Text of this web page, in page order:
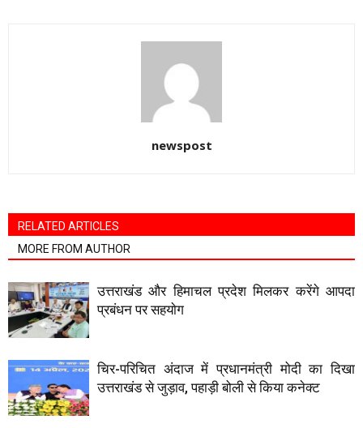
newspost
RELATED ARTICLES
MORE FROM AUTHOR
उत्तराखंड और हिमाचल प्रदेश मिलकर करेंगे आपदा
प्रबंधन पर सहयाेग
चिर-परिचित अंदाज में प्रधानमंत्री मोदी का दिखा
उत्तराखंड से जुड़ाव, पहाड़ी बोली से किया कनेक्ट